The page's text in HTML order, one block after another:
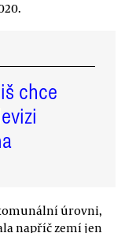
chce
úrovni,
napříč zemí jen